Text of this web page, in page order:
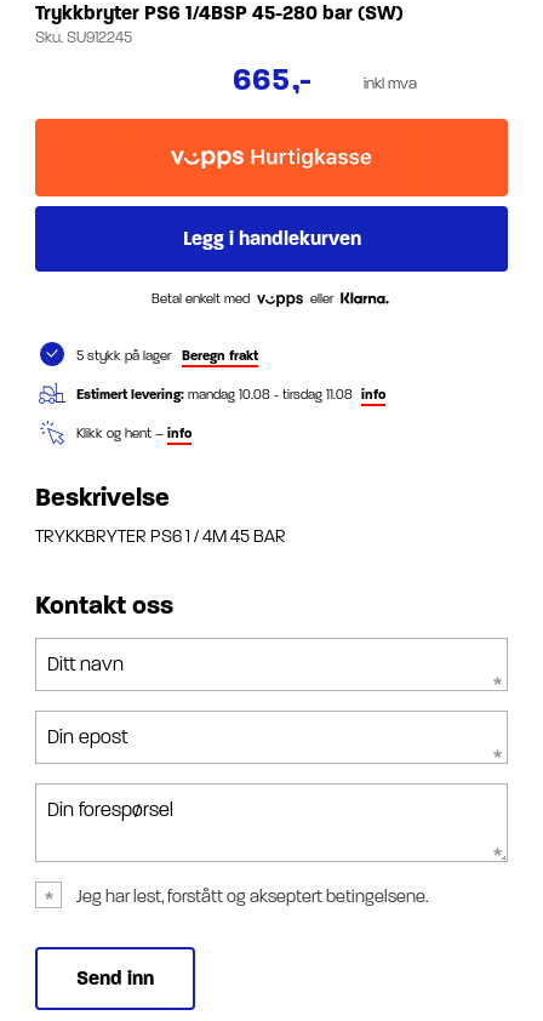
Trykkbryter PS6 1/4BSP 45-280 bar (SW)
Sku.SU912245
665,- inkl mva
Betal enkelt med eller
5 stykk på lager Beregn frakt
Estimert levering: mandag 10.08 - tirsdag 11.08 info
Klikk og hent – info
Beskrivelse
TRYKKBRYTER PS6 1 / 4M 45 BAR
Kontakt oss
Ditt navn
Din epost
Din forespørsel
Jeg har lest, forstått og akseptert betingelsene.